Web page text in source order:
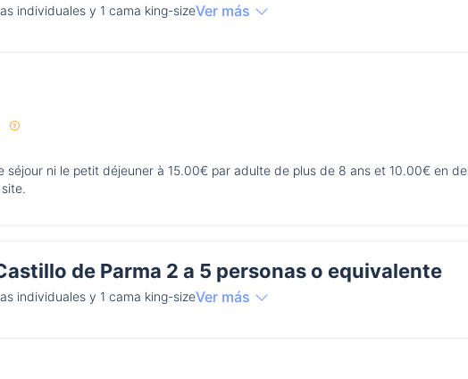
individuales y 1 cama king-sizeVer más
séjour ni le petit déjeuner à 15.00€ par adulte de plus de 8 ans et 10.00€ en
de Parma 2 a 5 personas o equivalente
individuales y 1 cama king-sizeVer más